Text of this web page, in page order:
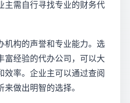
主需自行寻找专业的财务代
机构的声誉和专业能力。选
富经验的代办公司，可以大
效率。企业主可以通过查阅
做出明智的选择。